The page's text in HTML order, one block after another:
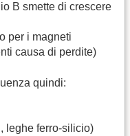
B smette di crescere
per i magneti
causa di perdite)
quindi:
leghe ferro-silicio)